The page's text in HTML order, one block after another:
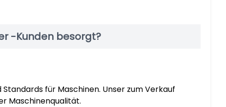
-Kunden besorgt?
für Maschinen. Unser zum Verkauf
Maschinenqualität.